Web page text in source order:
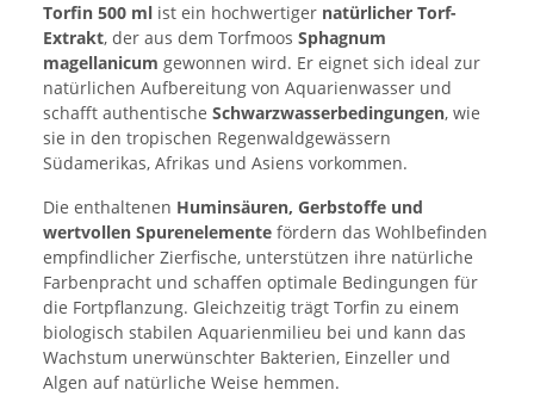
Torfin 500 ml ist ein hochwertiger natürlicher Torf-
Extrakt, der aus dem Torfmoos Sphagnum
magellanicum gewonnen wird. Er eignet sich ideal zur
natürlichen Aufbereitung von Aquarienwasser und
schafft authentische Schwarzwasserbedingungen, wie
sie in den tropischen Regenwaldgewässern
Südamerikas, Afrikas und Asiens vorkommen.
Die enthaltenen Huminsäuren, Gerbstoffe und
wertvollen Spurenelemente fördern das Wohlbefinden
empfindlicher Zierfische, unterstützen ihre natürliche
Farbenpracht und schaffen optimale Bedingungen für
die Fortpflanzung. Gleichzeitig trägt Torfin zu einem
biologisch stabilen Aquarienmilieu bei und kann das
Wachstum unerwünschter Bakterien, Einzeller und
Algen auf natürliche Weise hemmen.